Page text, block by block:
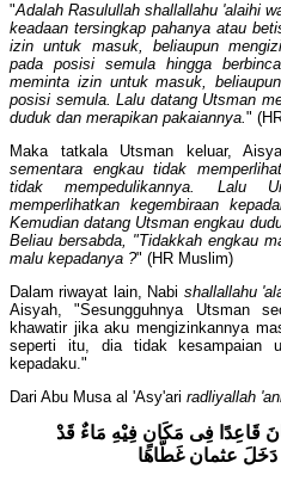
"Adalah Rasulullah shallallahu 'alaihi
keadaan tersingkap pahanya atau
izin untuk masuk, beliaupun
pada posisi semula hingga
meminta izin untuk masuk,
posisi semula. Lalu datang Utsman
duduk dan merapikan pakaiannya."
Maka tatkala Utsman keluar,
sementara engkau tidak
tidak mempedulikannya. Lalu
memperlihatkan kegembiraan
Kemudian datang Utsman engkau
Beliau bersabda, "Tidakkah engkau
malu kepadanya ?" (HR Muslim)
Dalam riwayat lain, Nabi shallallahu
Aisyah, "Sesungguhnya Utsman
khawatir jika aku mengizinkannya
seperti itu, dia tidak kesampaian
kepadaku."
Dari Abu Musa al 'Asy'ari radliyallah
قَاعِدًا فِى مَكَانٍ فِيْهِ مَاءٌ قَدْ
دَخَلَ عثمان غَطَّاهَا